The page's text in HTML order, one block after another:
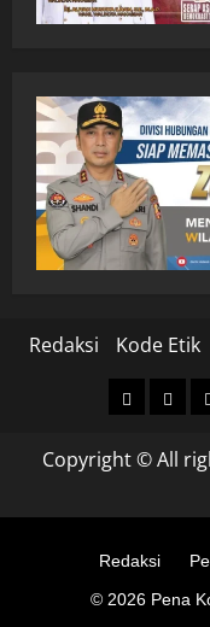
Redaksi Kode Etik
Home
Copyright © All
Redaksi
© 2026 Pena